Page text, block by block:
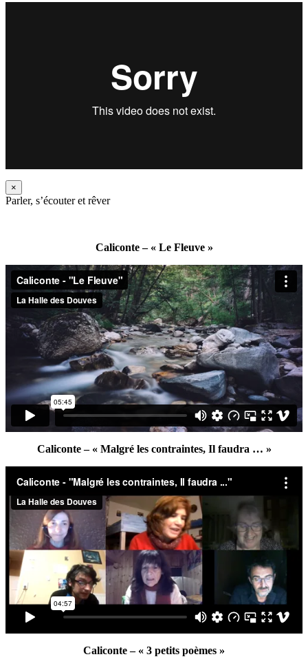
×
Parler, s’écouter et rêver
Caliconte – « Le Fleuve »
Caliconte – « Malgré les contraintes, Il faudra … »
Caliconte – « 3 petits poèmes »